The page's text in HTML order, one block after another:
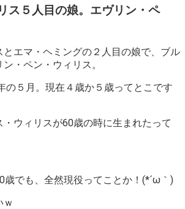
ス５人目の娘。エヴリン・ペ
とエマ・ヘミングの２人目の娘で、ブル
・ペン・ウィリス。
の５月。現在４歳か５歳ってとこです
・ウィリスが60歳の時に生まれたって
歳でも、全然現役ってことか！(*´ω｀)
ｗ